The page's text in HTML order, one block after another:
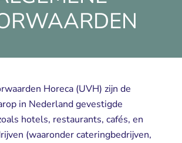
Horeca (UVH) zijn de
in Nederland gevestigde
hotels, restaurants, cafés, en
(waaronder cateringbedrijven,